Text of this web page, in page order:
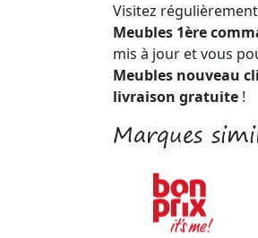
Visitez
Meubles 1ère
mis à jour et vous
Meubles nouveau
livraison gratuite !
Marques